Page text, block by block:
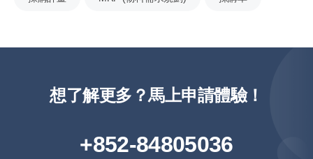
想了解更多？馬上申請體驗！
+852-84805036